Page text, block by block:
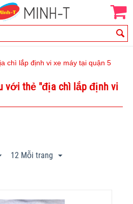
chì lắp định vi xe máy tại quận 5
với thẻ "địa chì lắp định vi
12 Mỗi trang